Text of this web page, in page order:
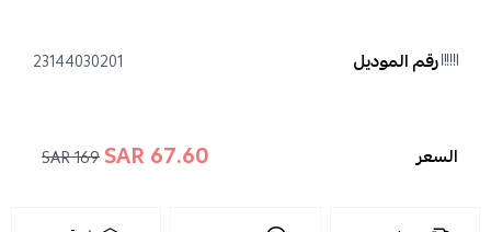
رقم الموديل 23144030201
السعر 67.60 SAR
169 SAR